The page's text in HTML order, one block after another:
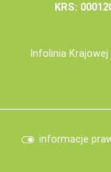
KRS:
Infolinia
informacje